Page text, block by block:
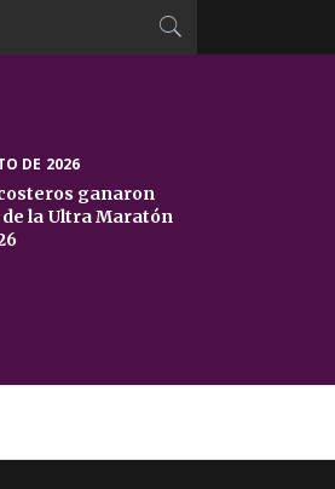
DE 2026
ganaron
de la Ultra Maratón